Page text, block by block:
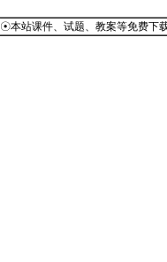
☉本站课件、试题、教案等免费下